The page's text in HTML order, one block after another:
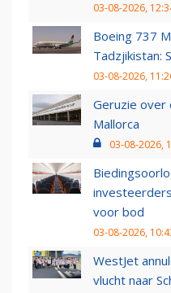
03-08-2026,
Boeing 737
Tadzjikistan:
03-08-2026,
Geruzie over
Mallorca
03-08-2026,
voor bod
03-08-2026,
WestJet
vlucht naar